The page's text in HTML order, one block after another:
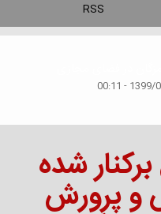
RSS
1399/08/
شده
و پرورش